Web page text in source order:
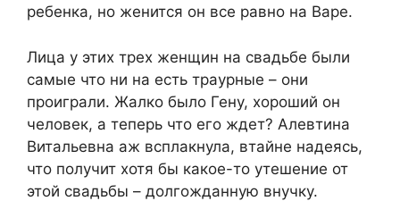
ребенка, но женится он все равно на Варе.
Лица у этих трех женщин на свадьбе были
самые что ни на есть траурные – они
проиграли. Жалко было Гену, хороший он
человек, а теперь что его ждет? Алевтина
Витальевна аж всплакнула, втайне надеясь,
что получит хотя бы какое-то утешение от
этой свадьбы – долгожданную внучку.